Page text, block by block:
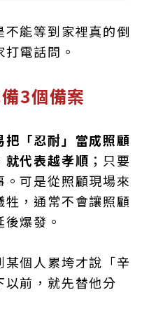
能等到家裡真的倒
電話問。
3個備案
把「忍耐」當成照顧
就代表越孝順 ；只要
可是從照顧現場來
，通常不會讓照顧
爆發。
個人累垮才說「辛
前，就先替他分